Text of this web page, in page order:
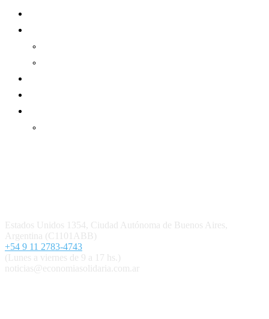
Estados Unidos 1354, Ciudad Autónoma de Buenos Aires,
Argentina (C1101ABB)
+54 9 11 2783-4743
(Lunes a viernes de 9 a 17 hs.)
noticias@economiasolidaria.com.ar